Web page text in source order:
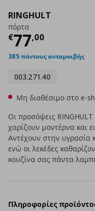
RINGHULT
πόρτα
€77,00
Τρέχουσα
385 πόντους ανταμοιβής
003.271.40
Μη διαθέσιμο στο e-
Οι προσόψεις
χαρίζουν μοντέρνα και
Αντέχουν στην υγρασία
ενώ οι λεκέδες
κουζίνα σας πάντα
Πληροφορίες